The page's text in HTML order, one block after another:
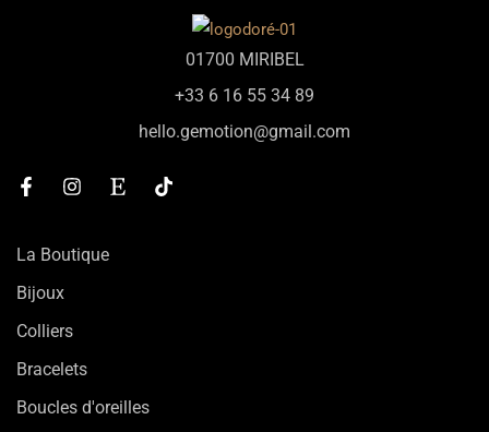
01700 MIRIBEL
+33 6 16 55 34 89
hello.gemotion@gmail.com
La Boutique
Bijoux
Colliers
Bracelets
Boucles d'oreilles